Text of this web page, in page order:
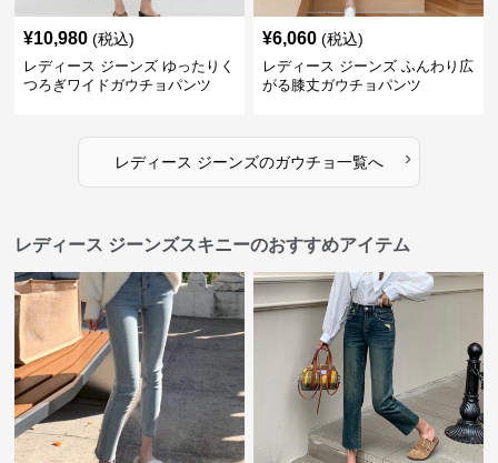
¥10,980 (税込)
レディース ジーンズ ゆったりく
つろぎワイドガウチョパンツ
¥6,060 (税込)
レディース ジーンズ ふんわり広
がる膝丈ガウチョパンツ
レディース ジーンズのガウチョ一覧へ ›
レディース ジーンズスキニーのおすすめアイテム